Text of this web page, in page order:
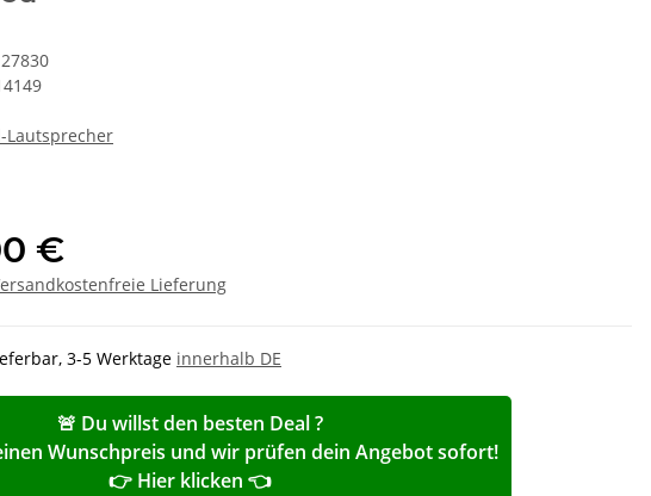
27830
Lautsprecher
€
Lieferung
3-5 Werktage innerhalb DE
🚨 Du willst den besten Deal ?
Wunschpreis und wir prüfen dein Angebot sofort!
👉 Hier klicken 👈